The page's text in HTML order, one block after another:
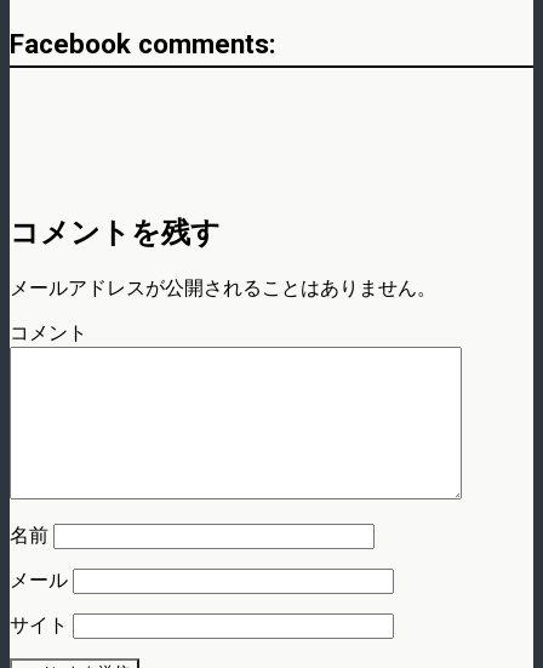
Facebook comments:
コメントを残す
メールアドレスが公開されることはありません。
コメント
名前
メール
サイト